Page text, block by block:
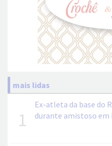
mais lidas
1
Ex-atleta da base do
durante amistoso em